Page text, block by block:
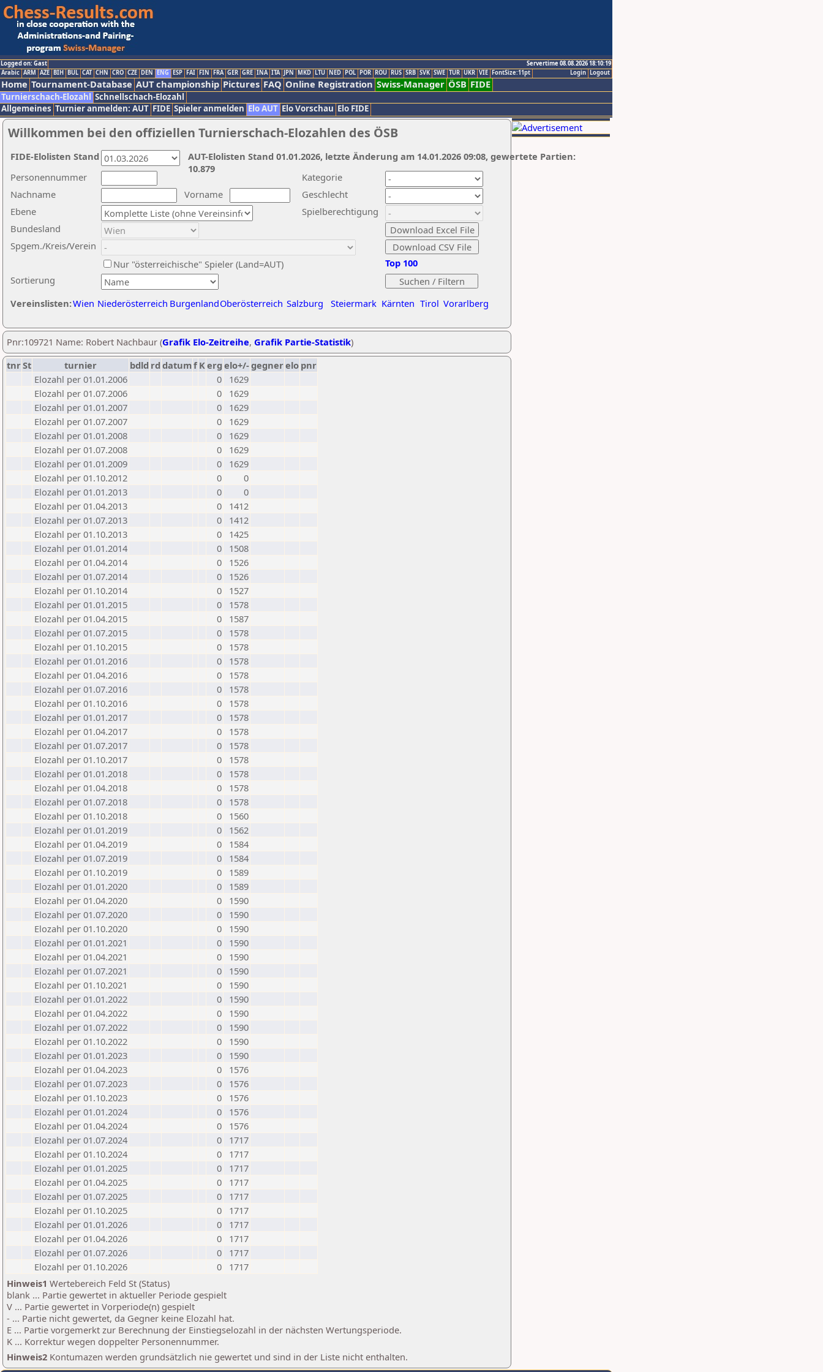
Logged on: Gast
Servertime 08.08.2026 18:10:19
Logout
Login
Arabic ARM AZE BIH BUL CAT CHN CRO CZE DEN ENG ESP FAI FIN FRA GER GRE INA ITA JPN MKD LTU NED POL POR ROU RUS SRB SVK SWE TUR UKR VIE FontSize:11pt
Home Tournament-Database AUT championship Pictures FAQ Online Registration Swiss-Manager ÖSB FIDE
Turnierschach-Elozahl Schnellschach-Elozahl
Allgemeines Turnier anmelden: AUT FIDE Spieler anmelden Elo AUT Elo Vorschau Elo FIDE
Willkommen bei den offiziellen Turnierschach-Elozahlen des ÖSB
Nachname
Vorname
Ebene
Kategorie
Sortierung
Personennummer
Bundesland
Spgem./Kreis/Verein
Geschlecht
Nur "österreichische" Spieler (Land=AUT)
Spielberechtigung
Vereinslisten:Wien Niederösterreich BurgenlandOberösterreich Salzburg Steiermark Kärnten Tirol Vorarlberg
Top 100
AUT-Elolisten Stand 01.01.2026, letzte Änderung am 14.01.2026 09:08, gewertete Partien:
10.879
FIDE-Elolisten Stand
Pnr:109721 Name: Robert Nachbaur (Grafik Elo-Zeitreihe, Grafik Partie-Statistik)
tnrSt turnier bdld rd datumf Kerg elo+/-gegnerelo pnr
Elozahl per 01.01.2006
0
1629
Elozahl per 01.07.2006
0
1629
Elozahl per 01.01.2007
0
1629
Elozahl per 01.07.2007
0
1629
Elozahl per 01.01.2008
0
1629
Elozahl per 01.07.2008
0
1629
Elozahl per 01.01.2009
0
1629
Elozahl per 01.10.2012
0
0
Elozahl per 01.01.2013
0
0
Elozahl per 01.04.2013
0
1412
Elozahl per 01.07.2013
0
1412
Elozahl per 01.10.2013
0
1425
Elozahl per 01.01.2014
0
1508
Elozahl per 01.04.2014
0
1526
Elozahl per 01.07.2014
0
1526
Elozahl per 01.10.2014
0
1527
Elozahl per 01.01.2015
0
1578
Elozahl per 01.04.2015
0
1587
Elozahl per 01.07.2015
0
1578
Elozahl per 01.10.2015
0
1578
Elozahl per 01.01.2016
0
1578
Elozahl per 01.04.2016
0
1578
Elozahl per 01.07.2016
0
1578
Elozahl per 01.10.2016
0
1578
Elozahl per 01.01.2017
0
1578
Elozahl per 01.04.2017
0
1578
Elozahl per 01.07.2017
0
1578
Elozahl per 01.10.2017
0
1578
Elozahl per 01.01.2018
0
1578
Elozahl per 01.04.2018
0
1578
Elozahl per 01.07.2018
0
1578
Elozahl per 01.10.2018
0
1560
Elozahl per 01.01.2019
0
1562
Elozahl per 01.04.2019
0
1584
Elozahl per 01.07.2019
0
1584
Elozahl per 01.10.2019
0
1589
Elozahl per 01.01.2020
0
1589
Elozahl per 01.04.2020
0
1590
Elozahl per 01.07.2020
0
1590
Elozahl per 01.10.2020
0
1590
Elozahl per 01.01.2021
0
1590
Elozahl per 01.04.2021
0
1590
Elozahl per 01.07.2021
0
1590
Elozahl per 01.10.2021
0
1590
Elozahl per 01.01.2022
0
1590
Elozahl per 01.04.2022
0
1590
Elozahl per 01.07.2022
0
1590
Elozahl per 01.10.2022
0
1590
Elozahl per 01.01.2023
0
1590
Elozahl per 01.04.2023
0
1576
Elozahl per 01.07.2023
0
1576
Elozahl per 01.10.2023
0
1576
Elozahl per 01.01.2024
0
1576
Elozahl per 01.04.2024
0
1576
Elozahl per 01.07.2024
0
1717
Elozahl per 01.10.2024
0
1717
Elozahl per 01.01.2025
0
1717
Elozahl per 01.04.2025
0
1717
Elozahl per 01.07.2025
0
1717
Elozahl per 01.10.2025
0
1717
Elozahl per 01.01.2026
0
1717
Elozahl per 01.04.2026
0
1717
Elozahl per 01.07.2026
0
1717
Elozahl per 01.10.2026
0
1717
Hinweis1 Wertebereich Feld St (Status)
blank ... Partie gewertet in aktueller Periode gespielt
V ... Partie gewertet in Vorperiode(n) gespielt
- ... Partie nicht gewertet, da Gegner keine Elozahl hat.
E ... Partie vorgemerkt zur Berechnung der Einstiegselozahl in der nächsten Wertungsperiode.
K ... Korrektur wegen doppelter Personennummer.
Hinweis2 Kontumazen werden grundsätzlich nie gewertet und sind in der Liste nicht enthalten.